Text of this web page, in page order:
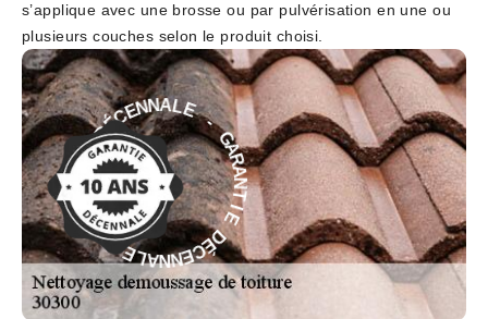
s’applique avec une brosse ou par pulvérisation en une ou
plusieurs couches selon le produit choisi.
G
A
R
A
N
T
I
E
D
É
C
E
N
NALE - GAR
A
N
T
I
E
D
É
C
E
N
N
A
L
E
-